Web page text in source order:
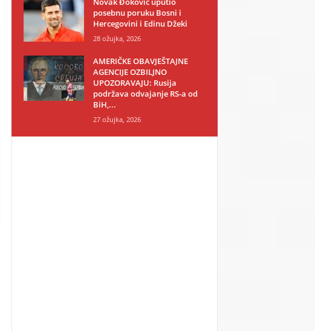
posebnu poruku Bosni i
Hercegovini i Edinu Džeki
28 ožujka, 2026
AMERIČKE OBAVJEŠTAJNE
AGENCIJE OZBILJNO
UPOZORAVAJU: Rusija
podržava odvajanje RS-a od
BiH,...
27 ožujka, 2026